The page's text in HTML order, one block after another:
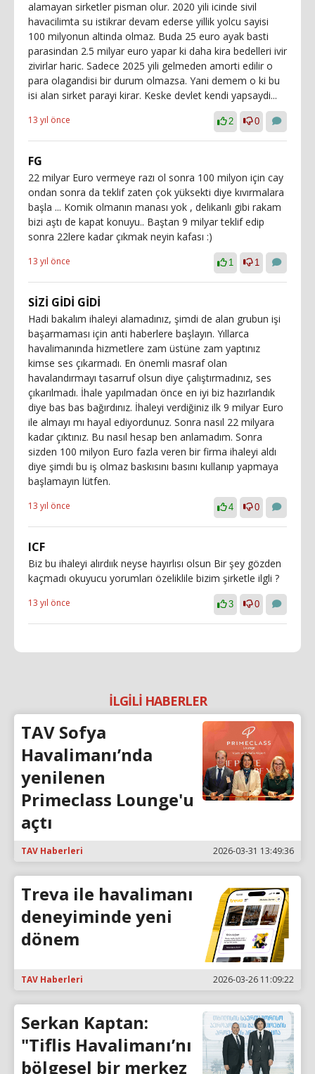
alamayan sirketler pisman olur. 2020 yili icinde sivil
havacilimta su istikrar devam ederse yillik yolcu sayisi
100 milyonun altinda olmaz. Buda 25 euro ayak basti
parasindan 2.5 milyar euro yapar ki daha kira bedelleri ivir
zivirlar haric. Sadece 2025 yili gelmeden amorti edilir o
para olagandisi bir durum olmazsa. Yani demem o ki bu
isi alan sirket parayi kirar. Keske devlet kendi yapsaydi...
13 yıl önce 2 0
FG
22 milyar Euro vermeye razı ol sonra 100 milyon için cay
ondan sonra da teklif zaten çok yüksekti diye kıvırmalara
başla ... Komik olmanın manası yok , delikanlı gibi rakam
bizi aştı de kapat konuyu.. Baştan 9 milyar teklif edip
sonra 22lere kadar çıkmak neyin kafası :)
13 yıl önce 1 1
SİZİ GİDİ GİDİ
Hadi bakalım ihaleyi alamadınız, şimdi de alan grubun işi
başarmaması için anti haberlere başlayın. Yıllarca
havalimanında hizmetlere zam üstüne zam yaptınız
kimse ses çıkarmadı. En önemli masraf olan
havalandırmayı tasarruf olsun diye çalıştırmadınız, ses
çıkarılmadı. İhale yapılmadan önce en iyi biz hazırlandık
diye bas bas bağırdınız. İhaleyi verdiğiniz ilk 9 milyar Euro
ile almayı mı hayal ediyordunuz. Sonra nasıl 22 milyara
kadar çıktınız. Bu nasıl hesap ben anlamadım. Sonra
sizden 100 milyon Euro fazla veren bir firma ihaleyi aldı
diye şimdi bu iş olmaz baskısını basını kullanıp yapmaya
başlamayın lütfen.
13 yıl önce 4 0
ICF
Biz bu ihaleyi alırdıık neyse hayırlısı olsun Bir şey gözden
kaçmadı okuyucu yorumları özeliklile bizim şirketle ilgli ?
13 yıl önce 3 0
İLGİLİ HABERLER
TAV Sofya
Havalimanı’nda
yenilenen
Primeclass Lounge'u
açtı
TAV Haberleri 2026-03-31 13:49:36
Treva ile havalimanı
deneyiminde yeni
dönem
TAV Haberleri 2026-03-26 11:09:22
Serkan Kaptan:
"Tiflis Havalimanı’nı
bölgesel bir merkez